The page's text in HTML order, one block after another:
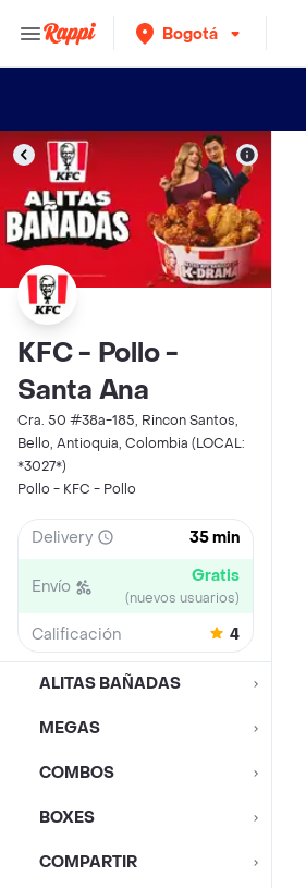
Bogotá
KFC - Pollo -
Santa Ana
Cra. 50 #38a-185, Rincon Santos,
Bello, Antioquia, Colombia (LOCAL:
*3027*)
Pollo - KFC - Pollo
Delivery 35 min
Envío Gratis
(nuevos usuarios)
Calificación 4
ALITAS BAÑADAS
MEGAS
COMBOS
BOXES
COMPARTIR